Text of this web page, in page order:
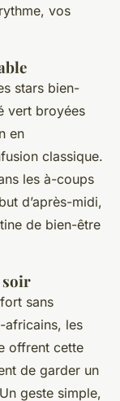
vos
stars bien-
vert broyées
en
classique.
les à-coups
d’après-midi,
de bien-être
soir
sans
africains, les
offrent cette
de garder un
geste simple,